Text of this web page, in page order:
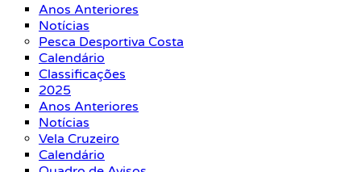
Anos Anteriores
Notícias
Pesca Desportiva Costa
Calendário
Classificações
2025
Anos Anteriores
Notícias
Vela Cruzeiro
Calendário